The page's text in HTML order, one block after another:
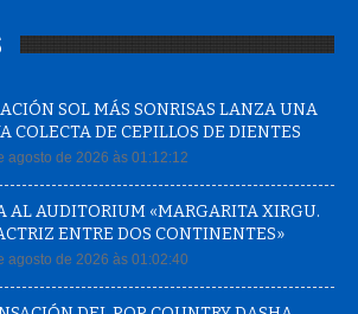
SOL MÁS SONRISAS LANZA UNA
COLECTA DE CEPILLOS DE DIENTES
agosto de 2026 às 01:12:12
AL AUDITORIUM «MARGARITA XIRGU.
ENTRE DOS CONTINENTES»
agosto de 2026 às 01:02:40